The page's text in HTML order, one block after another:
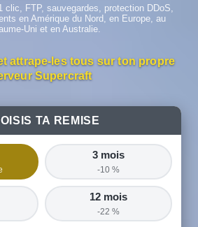
clic, FTP, sauvegardes, protection DDoS,
en Amérique du Nord, en Europe, au
Uni et en Australie.
attrape-les tous sur ton propre
Supercraft
TA REMISE
3 mois
-10 %
12 mois
-22 %